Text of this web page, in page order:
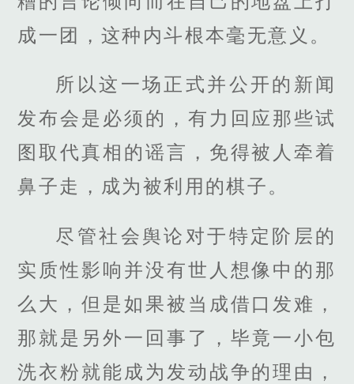
成一团，这种内斗根本毫无意义。
所以这一场正式并公开的新闻
发布会是必须的，有力回应那些试
图取代真相的谣言，免得被人牵着
鼻子走，成为被利用的棋子。
尽管社会舆论对于特定阶层的
实质性影响并没有世人想像中的那
么大，但是如果被当成借口发难，
那就是另外一回事了，毕竟一小包
洗衣粉就能成为发动战争的理由，